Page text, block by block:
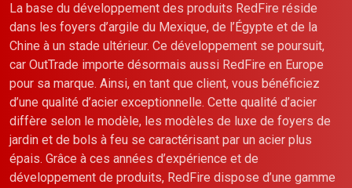
La base du développement des produits RedFire réside
dans les foyers d’argile du Mexique, de l’Égypte et de la
Chine à un stade ultérieur. Ce développement se poursuit,
car OutTrade importe désormais aussi RedFire en Europe
pour sa marque. Ainsi, en tant que client, vous bénéficiez
d’une qualité d’acier exceptionnelle. Cette qualité d’acier
diffère selon le modèle, les modèles de luxe de foyers de
jardin et de bols à feu se caractérisant par un acier plus
épais. Grâce à ces années d’expérience et de
développement de produits, RedFire dispose d’une gamme